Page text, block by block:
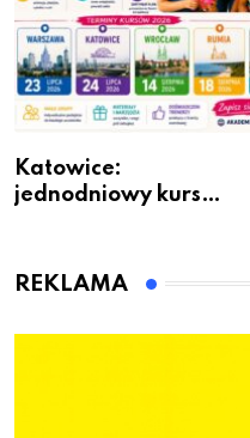
Katowice:
jednodniowy kurs
dzieci
REKLAMA